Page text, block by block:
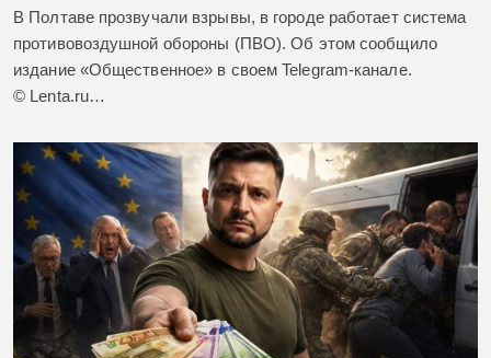
В Полтаве прозвучали взрывы, в городе работает система
противовоздушной обороны (ПВО). Об этом сообщило
издание «Общественное» в своем Telegram-канале.
© Lenta.ru…